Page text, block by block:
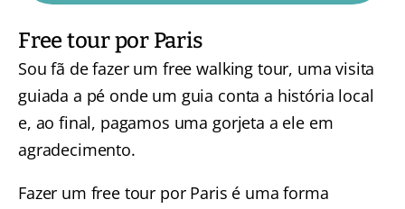
Free tour por Paris
Sou fã de fazer um free walking tour, uma visita
guiada a pé onde um guia conta a história local
e, ao final, pagamos uma gorjeta a ele em
agradecimento.
Fazer um free tour por Paris é uma forma